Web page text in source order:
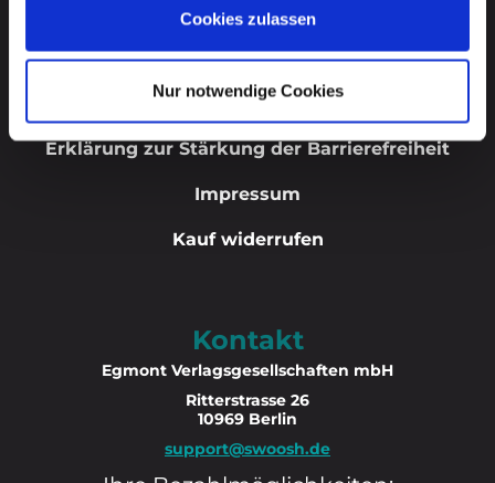
Cookies zulassen
Nur notwendige Cookies
Abo kündigen
Nutzungsbedingungen
Datenschutz
Erklärung zur Stärkung der Barrierefreiheit
Impressum
Kauf widerrufen
Kontakt
Egmont Verlagsgesellschaften mbH
Ritterstrasse 26
10969 Berlin
support@swoosh.de